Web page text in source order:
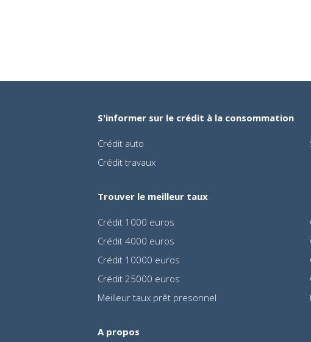
S'informer sur le crédit à la consommation
Crédit auto
Crédit travaux
Trouver le meilleur taux
Crédit 1000 euros
Crédit 4000 euros
Crédit 10000 euros
Crédit 25000 euros
Meilleur taux prêt presonnel
A propos